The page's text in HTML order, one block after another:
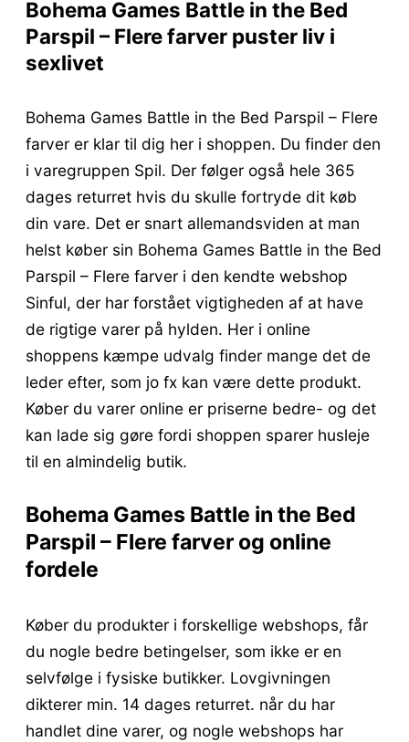
Bohema Games Battle in the Bed
Parspil – Flere farver puster liv i
sexlivet
Bohema Games Battle in the Bed Parspil – Flere
farver er klar til dig her i shoppen. Du finder den
i varegruppen Spil. Der følger også hele 365
dages returret hvis du skulle fortryde dit køb
din vare. Det er snart allemandsviden at man
helst køber sin Bohema Games Battle in the Bed
Parspil – Flere farver i den kendte webshop
Sinful, der har forstået vigtigheden af at have
de rigtige varer på hylden. Her i online
shoppens kæmpe udvalg finder mange det de
leder efter, som jo fx kan være dette produkt.
Køber du varer online er priserne bedre- og det
kan lade sig gøre fordi shoppen sparer husleje
til en almindelig butik.
Bohema Games Battle in the Bed
Parspil – Flere farver og online
fordele
Køber du produkter i forskellige webshops, får
du nogle bedre betingelser, som ikke er en
selvfølge i fysiske butikker. Lovgivningen
dikterer min. 14 dages returret. når du har
handlet dine varer, og nogle webshops har